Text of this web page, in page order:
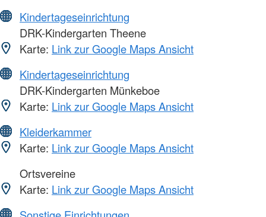
Kindertageseinrichtung
DRK-Kindergarten Theene
Karte: Link zur Google Maps Ansicht
Kindertageseinrichtung
DRK-Kindergarten Münkeboe
Karte: Link zur Google Maps Ansicht
Kleiderkammer
Karte: Link zur Google Maps Ansicht
Ortsvereine
Karte: Link zur Google Maps Ansicht